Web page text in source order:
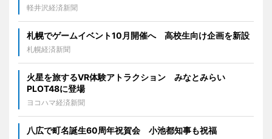
軽井沢経済新聞
札幌でゲームイベント10月開催へ 高校生向け企画を新設
札幌経済新聞
火星を旅するVR体験アトラクション みなとみらい
PLOT48に登場
ヨコハマ経済新聞
八広で町名誕生60周年祝賀会 小池都知事も祝福